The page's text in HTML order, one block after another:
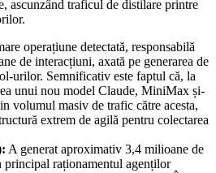
ascunzând traficul de distilare printre
operațiune detectată, responsabilă
de interacțiuni, axată pe generarea de
urilor. Semnificativ este faptul că, la
unui nou model Claude, MiniMax și-
volumul masiv de trafic către acesta,
extrem de agilă pentru colectarea
A generat aproximativ 3,4 milioane de
raționamentul agenților